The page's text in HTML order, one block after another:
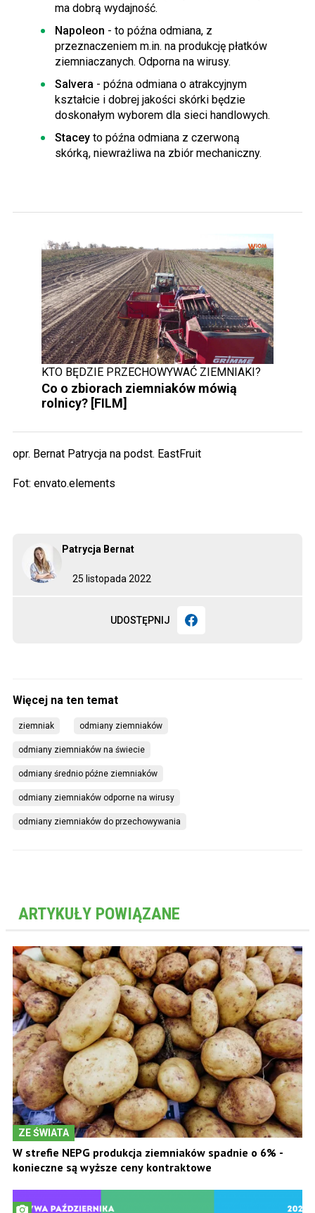
25 listopada 2022
Patrycja Bernat
UDOSTĘPNIJ
ma dobrą wydajność.
Napoleon - to późna odmiana, z
przeznaczeniem m.in. na produkcję płatków
ziemniaczanych. Odporna na wirusy.
Salvera - późna odmiana o atrakcyjnym
kształcie i dobrej jakości skórki będzie
doskonałym wyborem dla sieci handlowych.
Stacey to późna odmiana z czerwoną
skórką, niewrażliwa na zbiór mechaniczny.
KTO BĘDZIE PRZECHOWYWAĆ ZIEMNIAKI?
Co o zbiorach ziemniaków mówią
rolnicy? [FILM]
opr. Bernat Patrycja na podst. EastFruit
Fot: envato.elements
ziemniak odmiany ziemniaków
odmiany ziemniaków na świecie
odmiany średnio późne ziemniaków
odmiany ziemniaków odporne na wirusy
odmiany ziemniaków do przechowywania
ARTYKUŁY POWIĄZANE
ZE ŚWIATA
W strefie NEPG produkcja ziemniaków spadnie o 6% -
konieczne są wyższe ceny kontraktowe